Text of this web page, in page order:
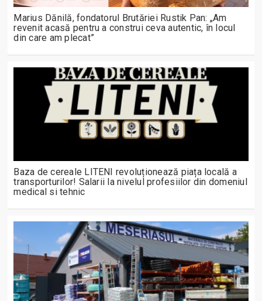
Marius Dănilă, fondatorul Brutăriei Rustik Pan: „Am
revenit acasă pentru a construi ceva autentic, în locul
din care am plecat”
Baza de cereale LITENI revoluționează piața locală a
transporturilor! Salarii la nivelul profesiilor din domeniul
medical si tehnic